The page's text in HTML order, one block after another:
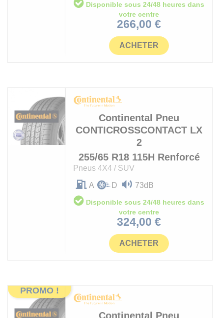
Disponible sous 24/48 heures dans
votre centre
Prix
266,00 €
ACHETER
Continental Pneu
CONTICROSSCONTACT LX
2
255/65 R18 115H Renforcé
Pneus 4X4 / SUV
A D 73dB
Disponible sous 24/48 heures dans
votre centre
Prix
324,00 €
ACHETER
Continental Pneu
PROMO !